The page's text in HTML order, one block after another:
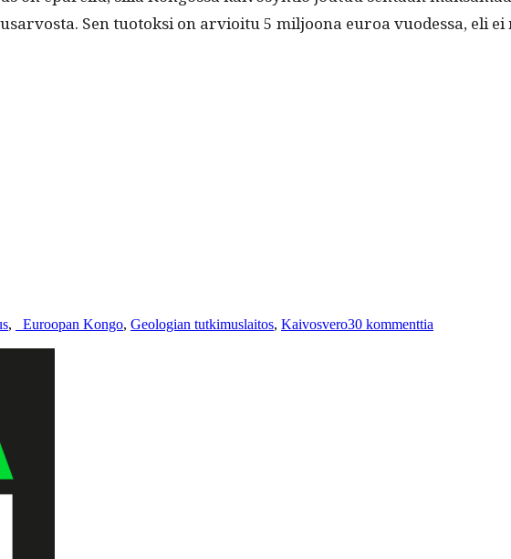
Sen tuo­tok­si on arvioitu 5 miljoona euroa vuodessa, eli ei
, Euroopan Kongo, Geologian tutkimuslaitos, Kaivosvero30 kommenttia